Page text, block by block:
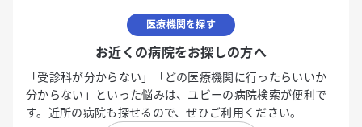
医療機関を探す
お近くの病院をお探しの方へ
「受診科が分からない」「どの医療機関に行ったらいいか
分からない」といった悩みは、ユビーの病院検索が便利で
す。近所の病院も探せるので、ぜひご利用ください。